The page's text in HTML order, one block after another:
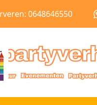
0648646550